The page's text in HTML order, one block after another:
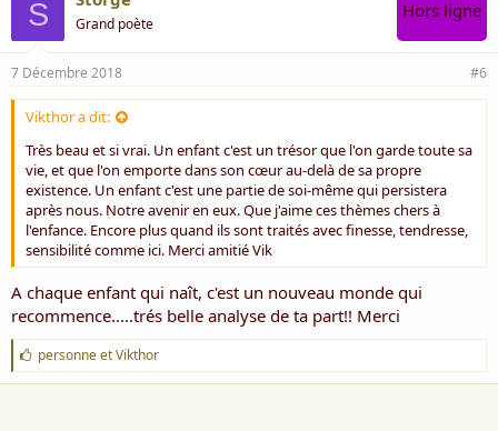
S Grand poète
Hors ligne
7 Décembre 2018 #6
Vikthor a dit:
Très beau et si vrai. Un enfant c'est un trésor que l'on garde toute sa
vie, et que l'on emporte dans son cœur au-delà de sa propre
existence. Un enfant c'est une partie de soi-même qui persistera
après nous. Notre avenir en eux. Que j'aime ces thèmes chers à
l'enfance. Encore plus quand ils sont traités avec finesse, tendresse,
sensibilité comme ici. Merci amitié Vik
A chaque enfant qui naît, c'est un nouveau monde qui
recommence.....trés belle analyse de ta part!! Merci
J
'
a
personneetVikthor